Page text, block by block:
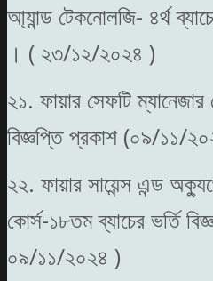
আ্যান্ড টেকনোলজি- ৪র্থ
। ( ২৩/১২/২০২৪ )
২১. ফায়ার সেফটি
বিজ্ঞপ্তি প্রকাশ (০৯/১১/
২২. ফায়ার সায়েন্স এন্ড
কোর্স-১৮তম ব্যাচের ভর্তি
০৯/১১/২০২৪ )